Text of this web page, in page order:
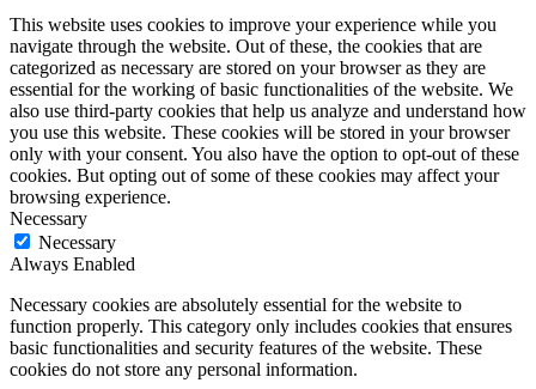
This website uses cookies to improve your experience while you
navigate through the website. Out of these, the cookies that are
categorized as necessary are stored on your browser as they are
essential for the working of basic functionalities of the website. We
also use third-party cookies that help us analyze and understand how
you use this website. These cookies will be stored in your browser
only with your consent. You also have the option to opt-out of these
cookies. But opting out of some of these cookies may affect your
browsing experience.
Necessary
Necessary
Always Enabled
Necessary cookies are absolutely essential for the website to
function properly. This category only includes cookies that ensures
basic functionalities and security features of the website. These
cookies do not store any personal information.